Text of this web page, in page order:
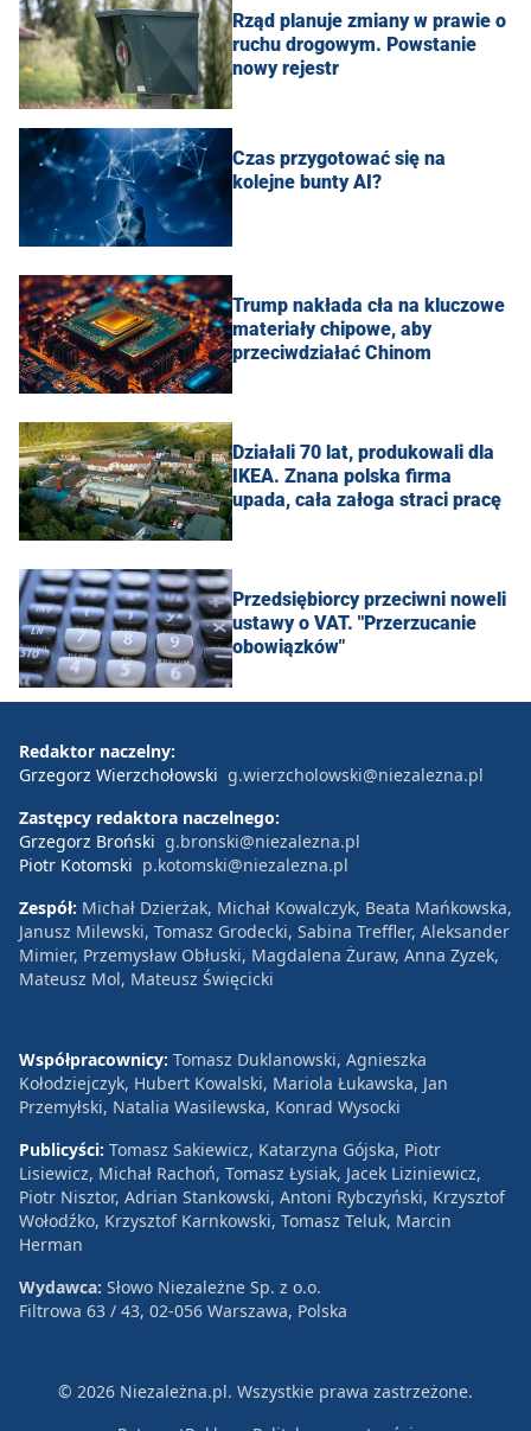
Rząd planuje zmiany w prawie o
ruchu drogowym. Powstanie
nowy rejestr
Czas przygotować się na
kolejne bunty AI?
Trump nakłada cła na kluczowe
materiały chipowe, aby
przeciwdziałać Chinom
Działali 70 lat, produkowali dla
IKEA. Znana polska firma
upada, cała załoga straci pracę
Przedsiębiorcy przeciwni noweli
ustawy o VAT. "Przerzucanie
obowiązków"
Redaktor naczelny:
Grzegorz Wierzchołowski g.wierzcholowski@niezalezna.pl
Zastępcy redaktora naczelnego:
Grzegorz Broński g.bronski@niezalezna.pl
Piotr Kotomski p.kotomski@niezalezna.pl
Zespół: Michał Dzierżak, Michał Kowalczyk, Beata Mańkowska,
Janusz Milewski, Tomasz Grodecki, Sabina Treffler, Aleksander
Mimier, Przemysław Obłuski, Magdalena Żuraw, Anna Zyzek,
Mateusz Mol, Mateusz Święcicki
Współpracownicy: Tomasz Duklanowski, Agnieszka
Kołodziejczyk, Hubert Kowalski, Mariola Łukawska, Jan
Przemyłski, Natalia Wasilewska, Konrad Wysocki
Publicyści: Tomasz Sakiewicz, Katarzyna Gójska, Piotr
Lisiewicz, Michał Rachoń, Tomasz Łysiak, Jacek Liziniewicz,
Piotr Nisztor, Adrian Stankowski, Antoni Rybczyński, Krzysztof
Wołodźko, Krzysztof Karnkowski, Tomasz Teluk, Marcin
Herman
Wydawca: Słowo Niezależne Sp. z o.o.
Filtrowa 63 / 43, 02-056 Warszawa, Polska
© 2026 Niezależna.pl. Wszystkie prawa zastrzeżone.